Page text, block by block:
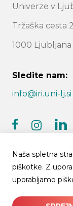
Univerze v
Tržaška cesta
1000 Ljubljana
Sledite nam:
info@iri.uni-lj.si
facebook
© 2026
Naša spletna
piškotke. Z
uporabljamo